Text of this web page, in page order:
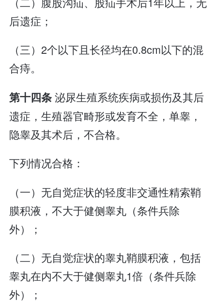
后遗症；
（三）2个以下且长径均在0.8cm以下的混
合痔。
第十四条泌尿生殖系统疾病或损伤及其后
遗症，生殖器官畸形或发育不全，单睾，
隐睾及其术后，不合格。
下列情况合格：
（一）无自觉症状的轻度非交通性精索鞘
膜积液，不大于健侧睾丸（条件兵除
外）；
（二）无自觉症状的睾丸鞘膜积液，包括
睾丸在内不大于健侧睾丸1倍（条件兵除
外）；